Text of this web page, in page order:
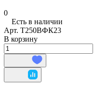
0
Есть в наличии
Арт. Т250ВФК23
В корзину